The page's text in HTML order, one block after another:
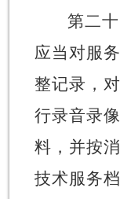
第二
应当对服
整记录，
行录音录
料，并按
技术服务